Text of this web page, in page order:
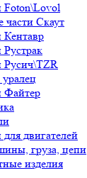
Foton\Lovol
части Скаут
Кентавр
Рустрак
Русич\TZR
уралец
Файтер
для двигателей
груза, цепи
изделия